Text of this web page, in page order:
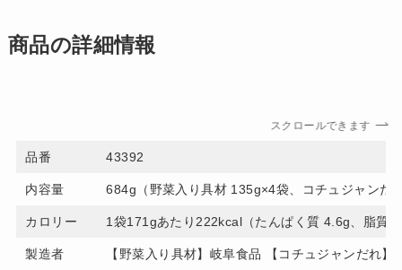
商品の詳細情報
スクロールできます
品番 43392
内容量 684g（野菜入り具材 135g×4袋、コチュジャンだ
カロリー 1袋171gあたり222kcal（たんぱく質 4.6g、脂質
製造者 【野菜入り具材】岐阜食品 【コチュジャンだれ】